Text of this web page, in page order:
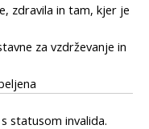
zdravila in tam, kjer je
za vzdrževanje in
statusom invalida.